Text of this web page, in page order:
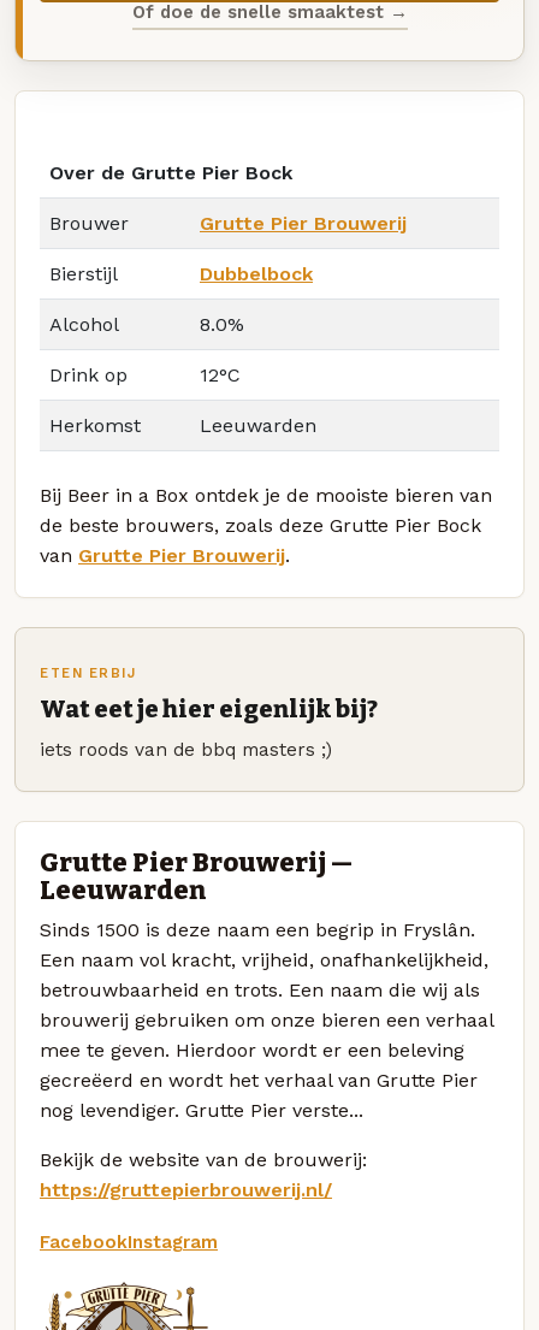
Of doe de snelle smaaktest →
Over de Grutte Pier Bock
Brouwer Grutte Pier Brouwerij
Bierstijl Dubbelbock
Alcohol 8.0%
Drink op 12°C
Herkomst Leeuwarden
Bij Beer in a Box ontdek je de mooiste bieren van
de beste brouwers, zoals deze Grutte Pier Bock
van Grutte Pier Brouwerij.
ETEN ERBIJ
Wat eet je hier eigenlijk bij?
iets roods van de bbq masters ;)
Grutte Pier Brouwerij —
Leeuwarden
Sinds 1500 is deze naam een begrip in Fryslân.
Een naam vol kracht, vrijheid, onafhankelijkheid,
betrouwbaarheid en trots. Een naam die wij als
brouwerij gebruiken om onze bieren een verhaal
mee te geven. Hierdoor wordt er een beleving
gecreëerd en wordt het verhaal van Grutte Pier
nog levendiger. Grutte Pier verste...
Bekijk de website van de brouwerij:
https://gruttepierbrouwerij.nl/
FacebookInstagram